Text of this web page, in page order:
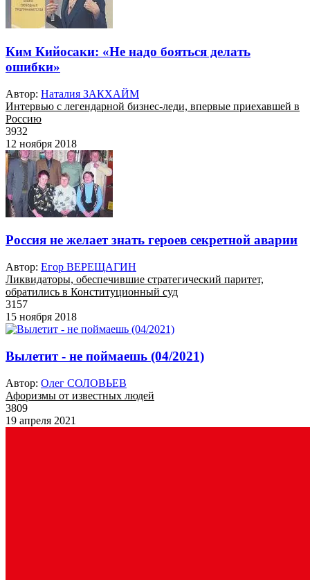
Ким Кийосаки: «Не надо бояться делать
ошибки»
Автор: Наталия ЗАКХАЙМ
Интервью с легендарной бизнес-леди, впервые приехавшей в
Россию
3932
12 ноября 2018
Россия не желает знать героев секретной аварии
Автор: Егор ВЕРЕЩАГИН
Ликвидаторы, обеспечившие стратегический паритет,
обратились в Конституционный суд
3157
15 ноября 2018
Вылетит - не поймаешь (04/2021)
Автор: Олег СОЛОВЬЕВ
Афоризмы от известных людей
3809
19 апреля 2021